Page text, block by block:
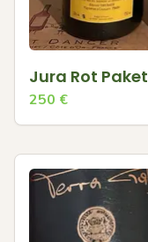
Jura Rot Paket
250 €